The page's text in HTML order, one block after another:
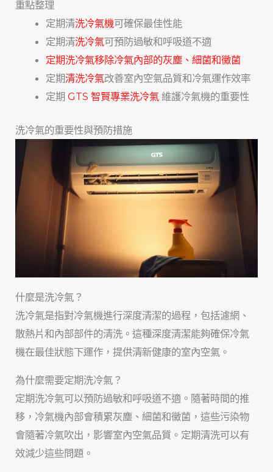
重點整理
定期清洗冷氣機可確保最佳性能
定期清洗冷氣可預防過敏和呼吸道不適
定期洗冷氣移除冷氣內部的灰塵、細菌和黴菌
定期清洗冷氣改善室內空氣品質和冷氣運作效率
定期 GTS 智賢專業洗冷氣維護冷氣機的重要性
洗冷氣的重要性與預防措施
什麼是洗冷氣？
洗冷氣是指對冷氣機進行深度清潔的過程，包括濾網、
散熱片和內部部件的清洗。這種深度清潔能夠確保冷氣
機在最佳狀態下運作，提供清新健康的室內空氣。
為什麼需要定期洗冷氣？
定期洗冷氣可以預防過敏和呼吸道不適。隨著時間的推
移，冷氣機內部會積累灰塵、細菌和黴菌，這些污染物
會隨著冷氣吹出，影響室內空氣品質。定期清洗可以有
效減少這些問題。